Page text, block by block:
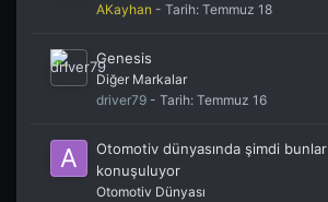
AKayhan - Tarih: Temmuz 18
Genesis
Diğer Markalar
driver79 - Tarih: Temmuz 16
Otomotiv dünyasında şimdi bunlar
konuşuluyor
Otomotiv Dünyası